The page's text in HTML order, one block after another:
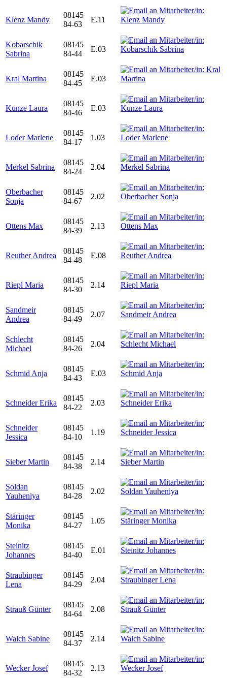
Klenz Mandy
08145
84-63
E.11
Kobarschik
Sabrina
08145
84-44
E.03
Kral Martina
08145
84-45
E.03
Kunze Laura
08145
84-46
E.03
Loder Marlene
08145
84-17
1.03
Merkel Sabrina
08145
84-24
2.04
Oberbacher
Sonja
08145
84-67
2.02
Ottens Max
08145
84-39
2.13
Reuther Andrea
08145
84-48
E.08
Riepl Maria
08145
84-30
2.14
Sandmeir
Andrea
08145
84-49
2.07
Schlecht
Michael
08145
84-26
2.04
Schmid Anja
08145
84-43
E.03
Schneider Erika
08145
84-22
2.03
Schneider
Jessica
08145
84-10
1.19
Sieber Martin
08145
84-38
2.14
Soldan
Yauheniya
08145
84-28
2.02
Stäringer
Monika
08145
84-27
1.05
Steinitz
Johannes
08145
84-40
E.01
Straubinger
Lena
08145
84-29
2.04
Strauß Günter
08145
84-64
2.08
Walch Sabine
08145
84-37
2.14
Wecker Josef
08145
84-32
2.13